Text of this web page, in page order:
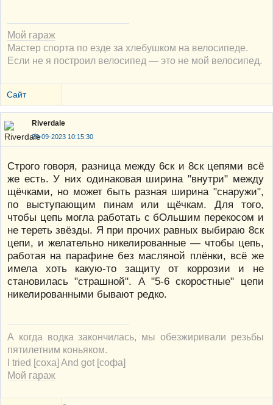
Мой гараж
Мастер спорта по езде за хлебушком на велосипеде.
Если не я построил велосипед — это не мой велосипед.
Сайт
Riverdale
29-09-2023 10:15:30
Строго говоря, разница между 6ск и 8ск цепями всё
же есть. У них одинаковая ширина "внутри" между
щёчками, но может быть разная ширина "снаружи",
по выступающим пинам или щёчкам. Для того,
чтобы цепь могла работать с бОльшим перекосом и
не тереть звёзды. Я при прочих равных выбираю 8ск
цепи, и желательно никелированные — чтобы цепь,
работая на парафине без масляной плёнки, всё же
имела хоть какую-то защиту от коррозии и не
становилась "страшной". А "5-6 скоростные" цепи
никелированными бывают редко.
А когда водка закончилась, мы обезжиривали резьбы
пятилетним коньяком.
I tried [соха] And got [софа]
Мой гараж